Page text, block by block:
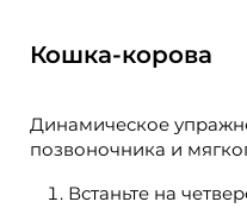
Кошка-корова
Динамическое
позвоночника и
Встаньте на